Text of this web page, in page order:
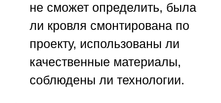
не сможет определить, была
ли кровля смонтирована по
проекту, использованы ли
качественные материалы,
соблюдены ли технологии.